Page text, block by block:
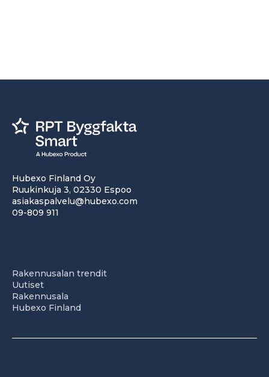
Hubexo Finland Oy
Ruukinkuja 3, 02330 Espoo
asiakaspalvelu@hubexo.com
09-809 911
Rakennusalan trendit
Uutiset
Rakennusala
Hubexo Finland